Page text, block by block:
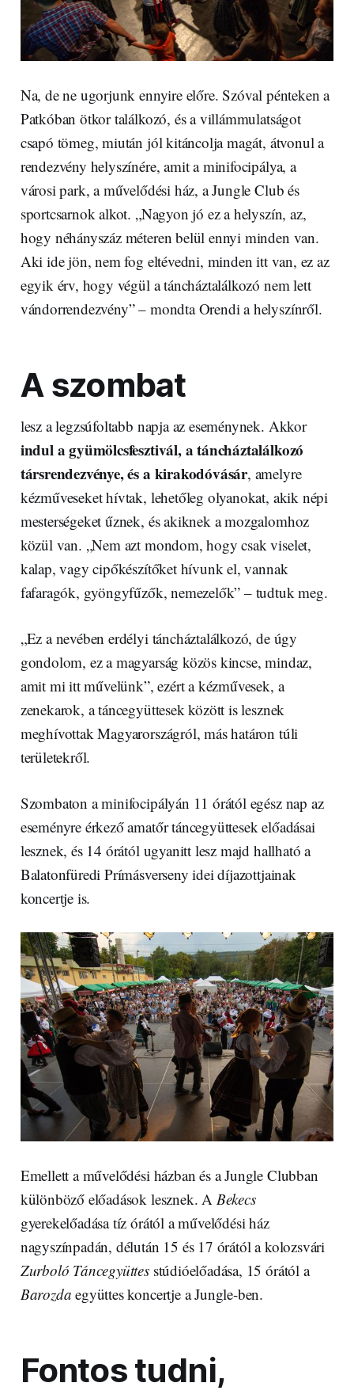
Na, de ne ugorjunk ennyire előre. Szóval pénteken a
Patkóban ötkor találkozó, és a villámmulatságot
csapó tömeg, miután jól kitáncolja magát, átvonul a
rendezvény helyszínére, amit a minifocipálya, a
városi park, a művelődési ház, a Jungle Club és
sportcsarnok alkot. „Nagyon jó ez a helyszín, az,
hogy néhányszáz méteren belül ennyi minden van.
Aki ide jön, nem fog eltévedni, minden itt van, ez az
egyik érv, hogy végül a táncháztalálkozó nem lett
vándorrendezvény” – mondta Orendi a helyszínről.
A szombat
lesz a legzsúfoltabb napja az eseménynek. Akkor
indul a gyümölcsfesztivál, a táncháztalálkozó
társrendezvénye, és a kirakodóvásár, amelyre
kézműveseket hívtak, lehetőleg olyanokat, akik népi
mesterségeket űznek, és akiknek a mozgalomhoz
közül van. „Nem azt mondom, hogy csak viselet,
kalap, vagy cipőkészítőket hívunk el, vannak
fafaragók, gyöngyfűzők, nemezelők” – tudtuk meg.
„Ez a nevében erdélyi táncháztalálkozó, de úgy
gondolom, ez a magyarság közös kincse, mindaz,
amit mi itt művelünk”, ezért a kézművesek, a
zenekarok, a táncegyüttesek között is lesznek
meghívottak Magyarországról, más határon túli
területekről.
Szombaton a minifocipályán 11 órától egész nap az
eseményre érkező amatőr táncegyüttesek előadásai
lesznek, és 14 órától ugyanitt lesz majd hallható a
Balatonfüredi Prímásverseny idei díjazottjainak
koncertje is.
Emellett a művelődési házban és a Jungle Clubban
különböző előadások lesznek. A Bekecs
gyerekelőadása tíz órától a művelődési ház
nagyszínpadán, délután 15 és 17 órától a kolozsvári
Zurboló Táncegyüttesstúdióelőadása, 15 órától a
Barozda együttes koncertje a Jungle-ben.
Fontos tudni,